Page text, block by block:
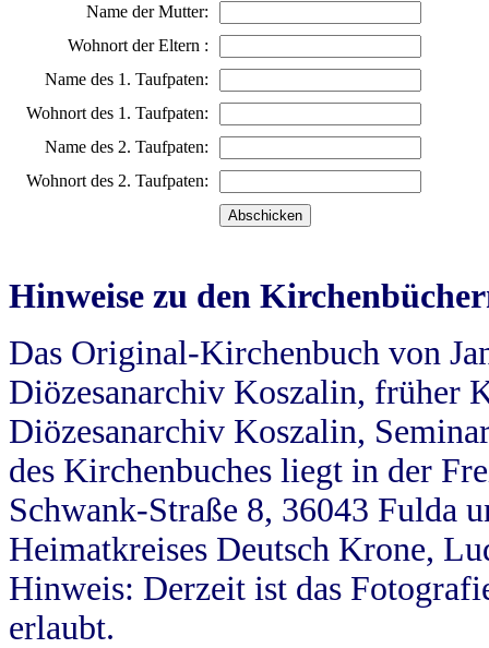
Name der Mutter:
Wohnort der Eltern :
Name des 1. Taufpaten:
Wohnort des 1. Taufpaten:
Name des 2. Taufpaten:
Wohnort des 2. Taufpaten:
Hinweise zu den
Das Original-Kirchenbuch von
Diözesanarchiv Koszalin, früher
Diözesanarchiv Koszalin,
des Kirchenbuches liegt in der
Schwank-Straße 8, 36043 Fulda
Heimatkreises Deutsch Krone,
Hinweis: Derzeit ist das
erlaubt.